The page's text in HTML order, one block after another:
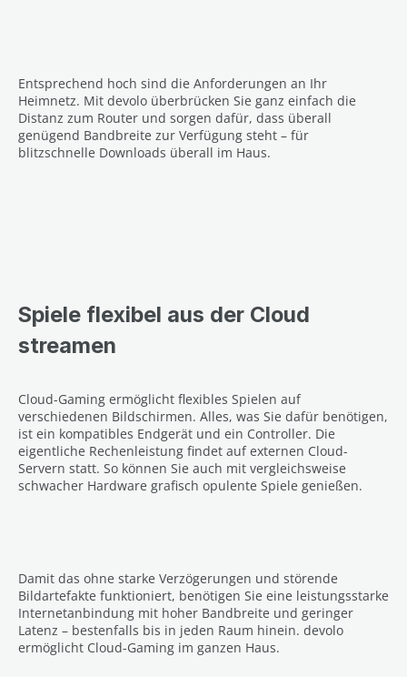
Entsprechend hoch sind die Anforderungen an Ihr
Heimnetz. Mit devolo überbrücken Sie ganz einfach die
Distanz zum Router und sorgen dafür, dass überall
genügend Bandbreite zur Verfügung steht – für
blitzschnelle Downloads überall im Haus.
Spiele flexibel aus der Cloud
streamen
Cloud-Gaming ermöglicht flexibles Spielen auf
verschiedenen Bildschirmen. Alles, was Sie dafür benötigen,
ist ein kompatibles Endgerät und ein Controller. Die
eigentliche Rechenleistung findet auf externen Cloud-
Servern statt. So können Sie auch mit vergleichsweise
schwacher Hardware grafisch opulente Spiele genießen.
Damit das ohne starke Verzögerungen und störende
Bildartefakte funktioniert, benötigen Sie eine leistungsstarke
Internetanbindung mit hoher Bandbreite und geringer
Latenz – bestenfalls bis in jeden Raum hinein. devolo
ermöglicht Cloud-Gaming im ganzen Haus.